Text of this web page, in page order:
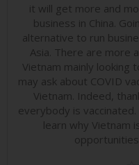
it will get more and
business in China.
alternative to run
Asia. There are more
Vietnam mainly looking
may ask about COVID
Vietnam. Indeed,
everybody is
learn why Vietnam